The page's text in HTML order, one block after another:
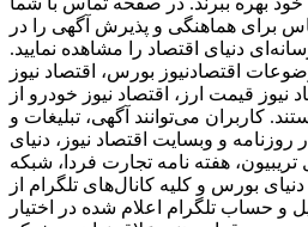
برای هماهنگی و پذیرش آگهی را در
دنیای اقتصاد را مشاهده نمایید.
اقتصادنیوز بورس، اقتصاد نیوز
نیوز قیمت ارز، اقتصاد نیوز خودرو از
کاربران می‌توانند آگهی، تبلیغات و
روزنامه و وبسایت اقتصاد نیوز، دنیای
تریبیون، هفته نامه تجارت فردا، شبکه
بورس و کلیه کانال‌های تلگرام از
و حساب تلگرام اعلام شده در اختیار